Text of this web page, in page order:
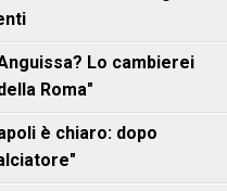
Lo cambierei
Roma"
è chiaro: dopo